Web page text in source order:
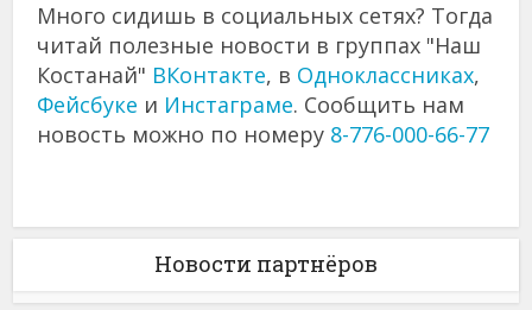
Много сидишь в социальных сетях? Тогда
читай полезные новости в группах "Наш
Костанай" ВКонтакте, в Одноклассниках,
Фейсбуке и Инстаграме. Сообщить нам
новость можно по номеру 8-776-000-66-77
Новости партнёров